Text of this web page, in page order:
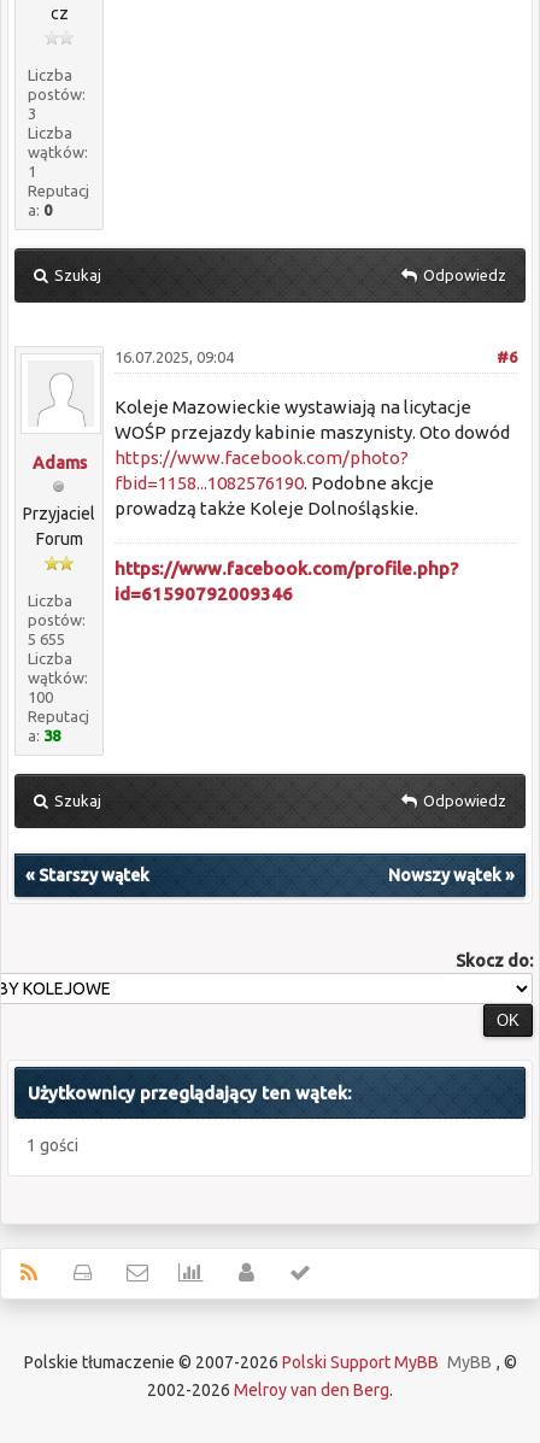
cz
Liczba
postów:
3
Liczba
wątków:
1
Reputacj
a: 0
Szukaj Odpowiedz
Adams
Przyjaciel
Forum
Liczba
postów:
5 655
Liczba
wątków:
100
Reputacj
a: 38
#6
16.07.2025, 09:04
Koleje Mazowieckie wystawiają na licytacje
WOŚP przejazdy kabinie maszynisty. Oto dowód
https://www.facebook.com/photo?
fbid=1158...1082576190. Podobne akcje
prowadzą także Koleje Dolnośląskie.
https://www.facebook.com/profile.php?
id=61590792009346
Szukaj Odpowiedz
« Starszy wątek Nowszy wątek»
Skocz do:
Użytkownicy przeglądający ten wątek:
1 gości
Polskie tłumaczenie © 2007-2026 Polski Support MyBB MyBB , ©
2002-2026 Melroy van den Berg.